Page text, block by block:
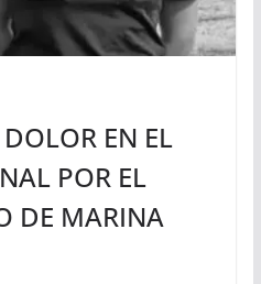
EN EL
POR EL
DE MARINA